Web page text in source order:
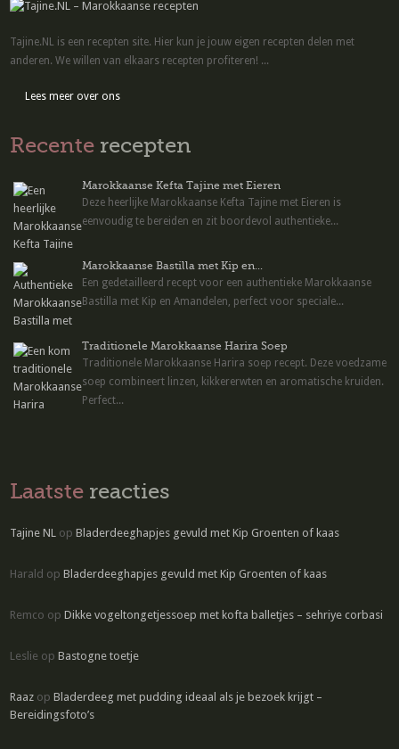
Tajine.NL is een recepten site. Hier kun je jouw eigen recepten delen met
anderen. We willen van elkaars recepten profiteren! ...
Lees meer over ons
Recente recepten
Marokkaanse Kefta Tajine met Eieren
Deze heerlijke Marokkaanse Kefta Tajine met Eieren is
eenvoudig te bereiden en zit boordevol authentieke...
Marokkaanse Bastilla met Kip en...
Een gedetailleerd recept voor een authentieke Marokkaanse
Bastilla met Kip en Amandelen, perfect voor speciale...
Traditionele Marokkaanse Harira Soep
Traditionele Marokkaanse Harira soep recept. Deze voedzame
soep combineert linzen, kikkererwten en aromatische kruiden.
Perfect...
Laatste reacties
Tajine NL opBladerdeeghapjes gevuld met Kip Groenten of kaas
Harald opBladerdeeghapjes gevuld met Kip Groenten of kaas
Remco opDikke vogeltongetjessoep met kofta balletjes – sehriye corbasi
Leslie opBastogne toetje
Raaz opBladerdeeg met pudding ideaal als je bezoek krijgt –
Bereidingsfoto’s